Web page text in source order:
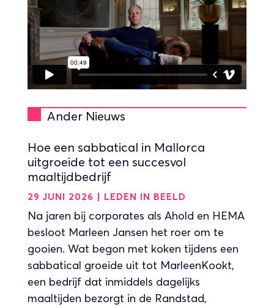
Ander Nieuws
Hoe een sabbatical in Mallorca
uitgroeide tot een succesvol
maaltijdbedrijf
29 JUNI 2026 LEDEN IN BEELD
Na jaren bij corporates als Ahold en HEMA
besloot Marleen Jansen het roer om te
gooien. Wat begon met koken tijdens een
sabbatical groeide uit tot MarleenKookt,
een bedrijf dat inmiddels dagelijks
maaltijden bezorgt in de Randstad,